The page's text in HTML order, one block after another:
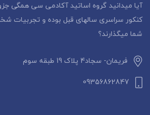
آیا میدانید گروه اساتید آکادمی سی همگی
کنکور سراسری سالهای قبل بوده و تجربیات
شما میگذارند؟
فریمان- سجاد4 پلاک 19 طبقه سوم
09356862847